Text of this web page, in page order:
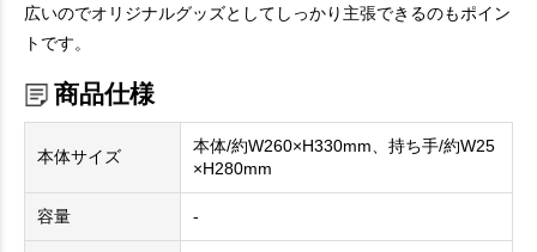
広いのでオリジナルグッズとしてしっかり主張できるのもポイン
トです。
商品仕様
本体サイズ
本体/約W260×H330mm、持ち手/約W25
×H280mm
容量 ‐